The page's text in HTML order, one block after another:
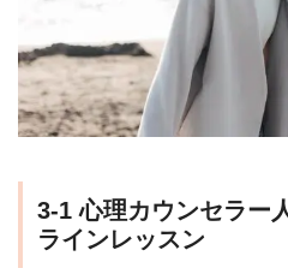
3-1心理カウンセラー
ラインレッスン